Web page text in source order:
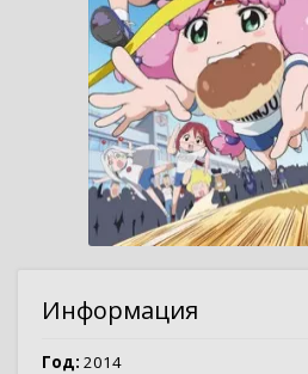
Информация
Год: 2014